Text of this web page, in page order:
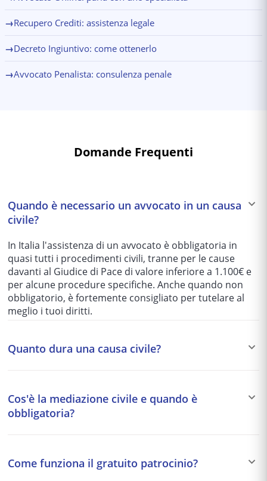
→Recupero Crediti: assistenza legale
→Decreto Ingiuntivo: come ottenerlo
→Avvocato Penalista: consulenza penale
Domande Frequenti
Quando è necessario un avvocato in un causa
civile?
In Italia l'assistenza di un avvocato è obbligatoria in
quasi tutti i procedimenti civili, tranne per le cause
davanti al Giudice di Pace di valore inferiore a 1.100€ e
per alcune procedure specifiche. Anche quando non
obbligatorio, è fortemente consigliato per tutelare al
meglio i tuoi diritti.
Quanto dura una causa civile?
semplici fino a 5-10 anni per quelle più articolate. Per
questo motivo si preferisce spesso una soluzione
Cos'è la mediazione civile e quando è
obbligatoria?
come condizione di procedibilità per alcune materie:
Come funziona il gratuito patrocinio?